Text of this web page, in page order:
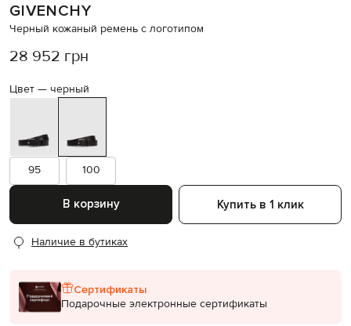
Похожие товары
GIVENCHY
Черный кожаный ремень с логотипом
28 952 грн
Цвет — черный
95 100
В корзину Купить в 1 клик
Наличие в бутиках
Сертификаты
Подарочные электронные сертификаты